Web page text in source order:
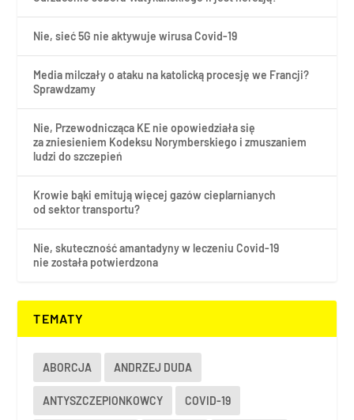
Nie, sieć 5G nie aktywuje wirusa Covid-19
Media milczały o ataku na katolicką procesję we Francji?
Sprawdzamy
Nie, Przewodnicząca KE nie opowiedziała się
za zniesieniem Kodeksu Norymberskiego i zmuszaniem
ludzi do szczepień
Krowie bąki emitują więcej gazów cieplarnianych
od sektor transportu?
Nie, skuteczność amantadyny w leczeniu Covid-19
nie została potwierdzona
TEMATY
ABORCJA ANDRZEJ DUDA
ANTYSZCZEPIONKOWCY COVID-19